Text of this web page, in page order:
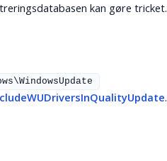
kan gøre tricket.
.